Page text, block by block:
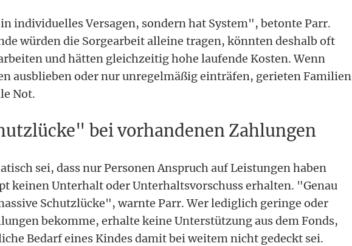
individuelles Versagen, sondern hat System", betonte Parr.
würden die Sorgearbeit alleine tragen, könnten deshalb oft
und hätten gleichzeitig hohe laufende Kosten. Wenn
ausblieben oder nur unregelmäßig einträfen, gerieten Familien
Not.
bei vorhandenen Zahlungen
sei, dass nur Personen Anspruch auf Leistungen haben
keinen Unterhalt oder Unterhaltsvorschuss erhalten. "Genau
Schutzlücke", warnte Parr. Wer lediglich geringe oder
bekomme, erhalte keine Unterstützung aus dem Fonds,
Bedarf eines Kindes damit bei weitem nicht gedeckt sei.